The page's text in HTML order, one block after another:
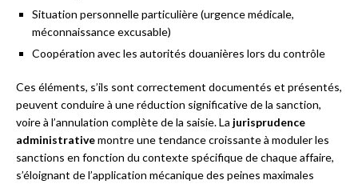
Situation personnelle particulière (urgence médicale,
méconnaissance excusable)
Coopération avec les autorités douanières lors du contrôle
Ces éléments, s’ils sont correctement documentés et présentés,
peuvent conduire à une réduction significative de la sanction,
voire à l’annulation complète de la saisie. La jurisprudence
administrativemontre une tendance croissante à moduler les
sanctions en fonction du contexte spécifique de chaque affaire,
s’éloignant de l’application mécanique des peines maximales